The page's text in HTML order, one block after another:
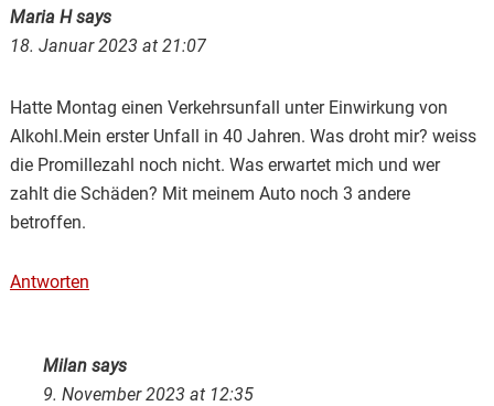
Maria Hsays
18. Januar 2023 at 21:07
Hatte Montag einen Verkehrsunfall unter Einwirkung von
Alkohl.Mein erster Unfall in 40 Jahren. Was droht mir? weiss
die Promillezahl noch nicht. Was erwartet mich und wer
zahlt die Schäden? Mit meinem Auto noch 3 andere
betroffen.
Antworten
Milan says
9. November 2023 at 12:35